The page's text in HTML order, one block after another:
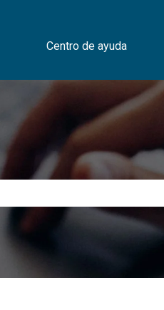
Centro de ayuda